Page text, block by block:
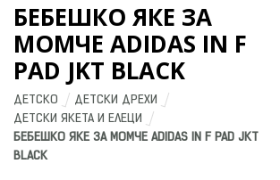
БЕБЕШКО ЯКЕ ЗА
МОМЧЕ ADIDAS IN F
PAD JKT BLACK
ДЕТСКО
ДЕТСКИ ДРЕХИ
ДЕТСКИ ЯКЕТА И ЕЛЕЦИ
БЕБЕШКО ЯКЕ ЗА МОМЧЕ ADIDAS IN F PAD JKT
BLACK